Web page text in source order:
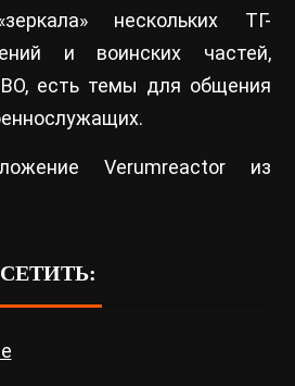
нескольких ТГ-
и воинских частей,
есть темы для общения
Verumreactor из